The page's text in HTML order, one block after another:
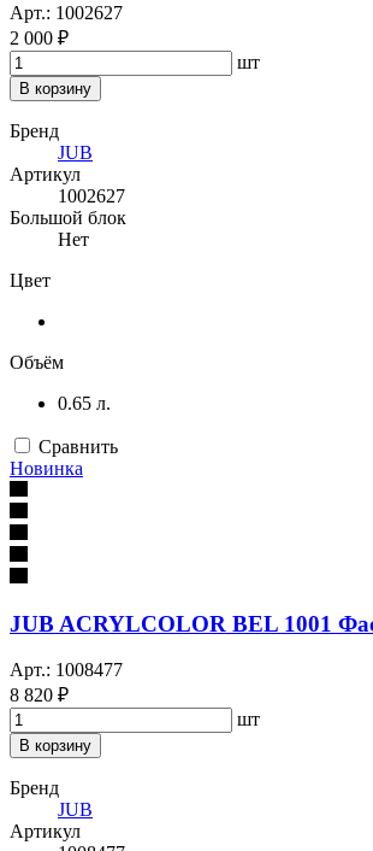
Арт.: 1002627
2 000 ₽
шт
В корзину
Бренд
JUB
Артикул
1002627
Большой блок
Нет
Цвет
Объём
0.65 л.
Сравнить
Новинка
JUB ACRYLCOLOR BEL 1001
Арт.: 1008477
8 820 ₽
шт
В корзину
Бренд
JUB
Артикул